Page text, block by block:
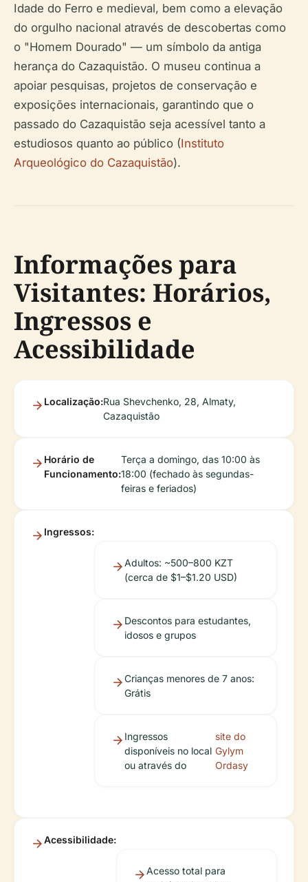
Idade do Ferro e medieval, bem como a elevação
do orgulho nacional através de descobertas como
o "Homem Dourado" — um símbolo da antiga
herança do Cazaquistão. O museu continua a
apoiar pesquisas, projetos de conservação e
exposições internacionais, garantindo que o
passado do Cazaquistão seja acessível tanto a
estudiosos quanto ao público (Instituto
Arqueológico do Cazaquistão).
Informações para
Visitantes: Horários,
Ingressos e
Acessibilidade
Localização:Rua Shevchenko, 28, Almaty,
Cazaquistão
Horário de
Funcionamento:
Terça a domingo, das 10:00 às
18:00 (fechado às segundas-
feiras e feriados)
Ingressos:
Adultos: ~500–800 KZT
(cerca de $1–$1.20 USD)
Descontos para estudantes,
idosos e grupos
Crianças menores de 7 anos:
Grátis
Ingressos
disponíveis no local
ou através do
site do
Gylym
Ordasy
Acessibilidade:
Acesso total para